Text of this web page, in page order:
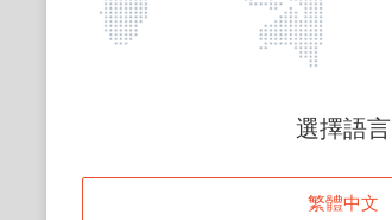
頁面無法顯示
登入
選擇語言
繁體中文